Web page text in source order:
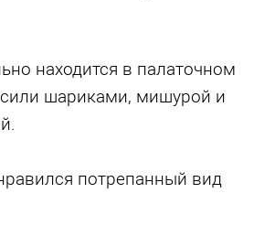
находится в палаточном
шариками, мишурой и
потрепанный вид